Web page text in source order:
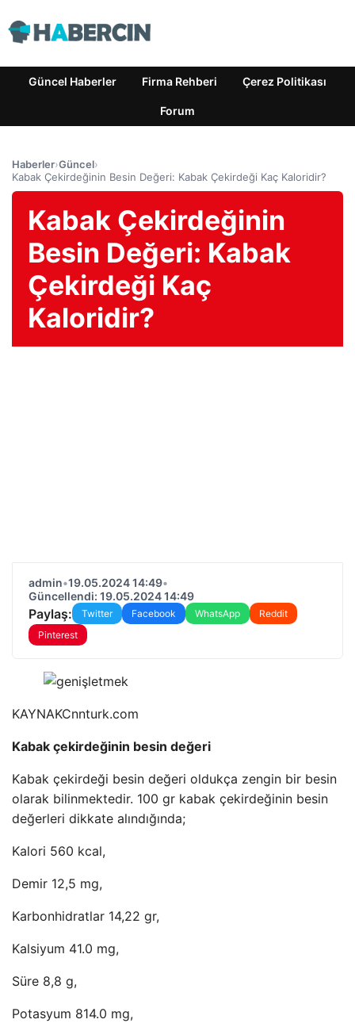
Güncel Haberler Firma Rehberi Çerez Politikası
Forum
Haberler›Güncel›
Kabak Çekirdeğinin Besin Değeri: Kabak Çekirdeği Kaç Kaloridir?
Kabak Çekirdeğinin
Besin Değeri: Kabak
Çekirdeği Kaç
Kaloridir?
admin•19.05.2024 14:49•
Güncellendi: 19.05.2024 14:49
Paylaş: Twitter Facebook WhatsApp
Reddit
Pinterest
KAYNAKCnnturk.com
Kabak çekirdeğinin besin değeri
Kabak çekirdeği besin değeri oldukça zengin bir besin
olarak bilinmektedir. 100 gr kabak çekirdeğinin besin
değerleri dikkate alındığında;
Kalori 560 kcal,
Demir 12,5 mg,
Karbonhidratlar 14,22 gr,
Kalsiyum 41.0 mg,
Süre 8,8 g,
Potasyum 814.0 mg,